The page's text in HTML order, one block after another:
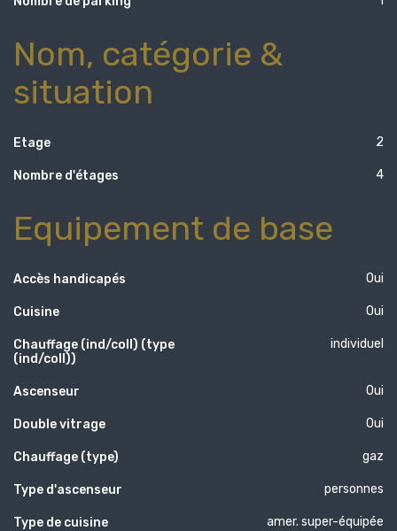
Nom, catégorie &
situation
Etage 2
Nombre d'étages 4
Equipement de base
Accès handicapés Oui
Cuisine Oui
Chauffage (ind/coll) (type
(ind/coll))
individuel
Ascenseur Oui
Double vitrage Oui
Chauffage (type) gaz
Type d'ascenseur personnes
Type de cuisine amer. super-équipée